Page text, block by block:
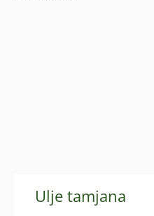
Ulje tamjana